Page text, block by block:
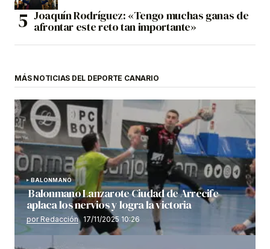
Joaquín Rodríguez: «Tengo muchas ganas de
afrontar este reto tan importante»
MÁS NOTICIAS DEL DEPORTE CANARIO
BALONMANO
Balonmano Lanzarote Ciudad de Arrecife
aplaca los nervios y logra la victoria
por Redacción 17/11/2025 10:26